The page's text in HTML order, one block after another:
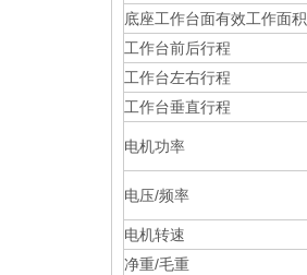
底座工作台面有效工作面积
工作台前后行程
工作台左右行程
工作台垂直行程
电机功率
电压/频率
电机转速
净重/毛重